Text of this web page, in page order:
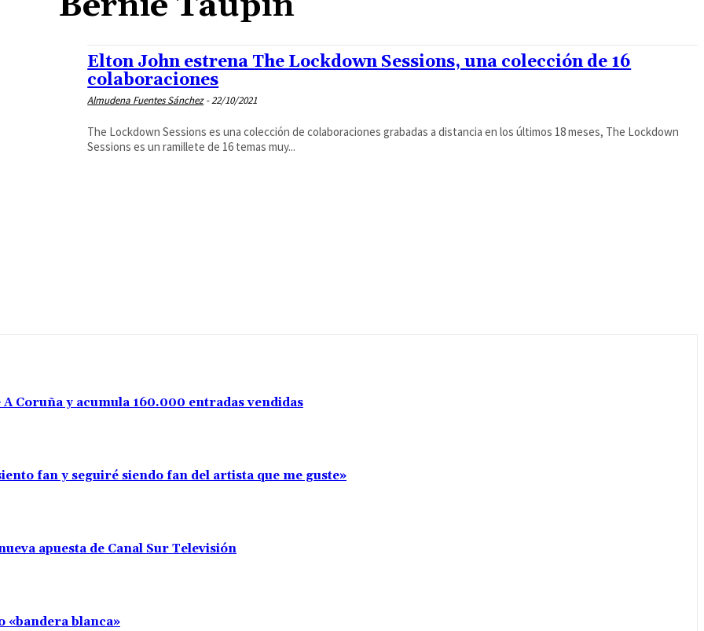
Elton John estrena The Lockdown Sessions, una colección de 16
colaboraciones
Almudena Fuentes Sánchez -22/10/2021
The Lockdown Sessions es una colección de colaboraciones grabadas a distancia en los últimos 18 meses, The Lockdown
Sessions es un ramillete de 16 temas muy...
Coruña y acumula 160.000 entradas vendidas
fan y seguiré siendo fan del artista que me guste»
apuesta de Canal Sur Televisión
«bandera blanca»